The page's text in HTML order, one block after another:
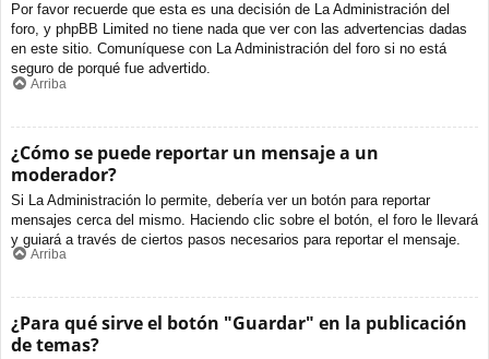
Por favor recuerde que esta es una decisión de La Administración del
foro, y phpBB Limited no tiene nada que ver con las advertencias dadas
en este sitio. Comuníquese con La Administración del foro si no está
seguro de porqué fue advertido.
Arriba
¿Cómo se puede reportar un mensaje a un
moderador?
Si La Administración lo permite, debería ver un botón para reportar
mensajes cerca del mismo. Haciendo clic sobre el botón, el foro le llevará
y guiará a través de ciertos pasos necesarios para reportar el mensaje.
Arriba
¿Para qué sirve el botón "Guardar" en la publicación
de temas?